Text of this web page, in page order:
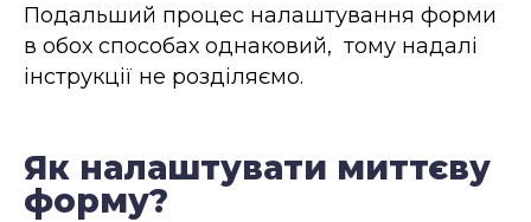
Подальший процес налаштування форми
в обох способах однаковий, тому надалі
інструкції не розділяємо.
Як налаштувати миттєву
форму?